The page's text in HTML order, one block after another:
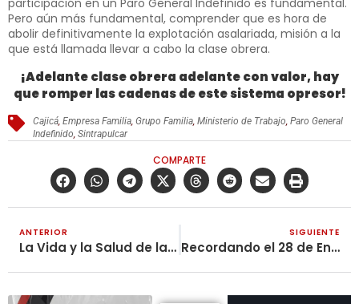
Pero aún más fundamental, comprender que es hora de
abolir definitivamente la explotación asalariada, misión a la
que está llamada llevar a cabo la clase obrera.
¡Adelante clase obrera adelante con valor, hay
que romper las cadenas de este sistema opresor!
Cajicá,Empresa Familia,Grupo Familia,Ministerio de Trabajo,Paro General
Indefinido,Sintrapulcar
COMPARTE
ANTERIOR
La Vida y la Salud de la Comunidad Educativa No es un Juego
SIGUIENTE
Recordando el 28 de Enero de 2021